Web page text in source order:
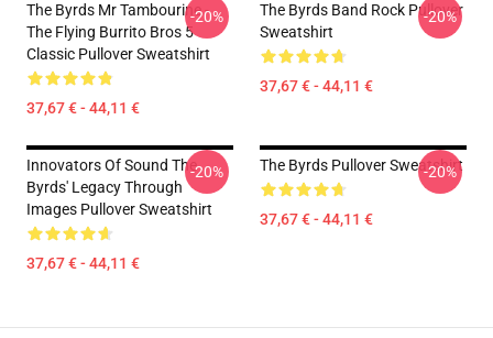
The Byrds Mr Tambourine -
The Flying Burrito Bros 5
Classic Pullover Sweatshirt
37,67 € - 44,11 €
-20%
The Byrds Band Rock Pullover
Sweatshirt
37,67 € - 44,11 €
-20%
Innovators Of Sound The
Byrds' Legacy Through
Images Pullover Sweatshirt
37,67 € - 44,11 €
-20% The Byrds Pullover Sweatshirt
37,67 € - 44,11 €
-20%